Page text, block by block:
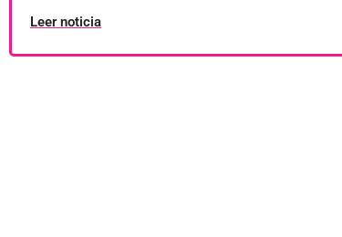
Leer noticia